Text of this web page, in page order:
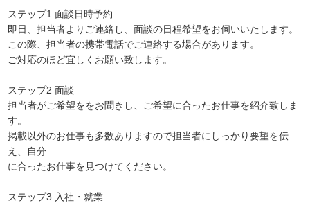
ステップ1 面談日時予約
即日、担当者よりご連絡し、面談の日程希望をお伺いいたします。
この際、担当者の携帯電話でご連絡する場合があります。
ご対応のほど宜しくお願い致します。
ステップ2 面談
担当者がご希望ををお聞きし、ご希望に合ったお仕事を紹介致しま
す。
掲載以外のお仕事も多数ありますので担当者にしっかり要望を伝
え、自分
に合ったお仕事を見つけてください。
ステップ3 入社・就業